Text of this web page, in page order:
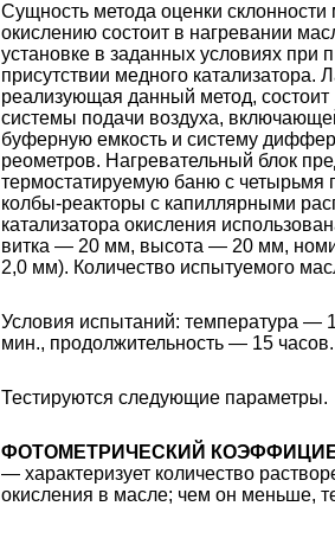
Сущность метода оценки
окислению состоит в нагревании
установке в заданных условиях при
присутствии медного катализатора.
реализующая данный метод, состоит
системы подачи воздуха,
буферную емкость и систему
реометров. Нагревательный блок
термостатируемую баню с
колбы-реакторы с капиллярными
катализатора окисления
витка — 20 мм, высота — 20 мм,
2,0 мм). Количество испытуемого
Условия испытаний: температура —
мин., продолжительность — 15 часов.
Тестируются следующие параметры.
ФОТОМЕТРИЧЕСКИЙ
— характеризует количество
окисления в масле; чем он меньше,